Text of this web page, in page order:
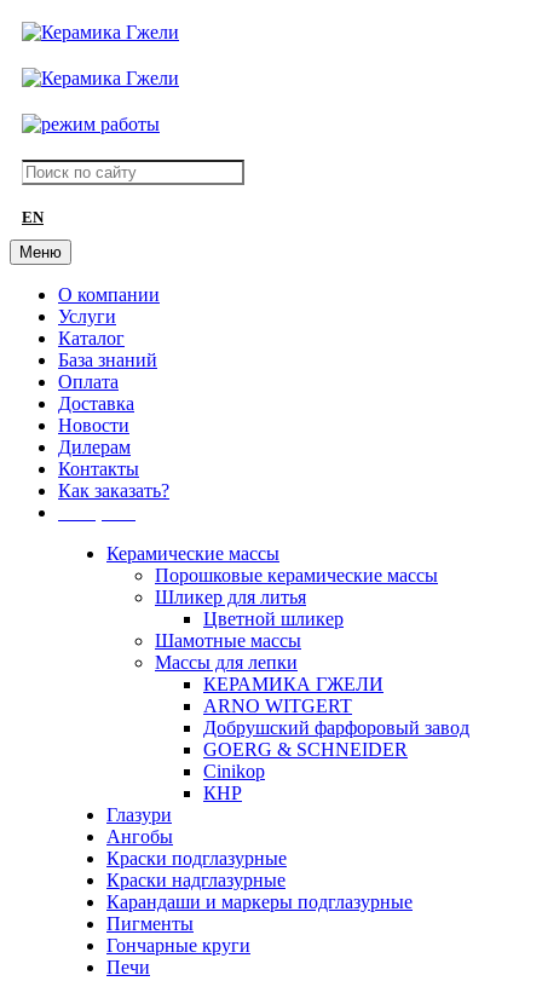
EN
Меню
О компании
Услуги
Каталог
База знаний
Оплата
Доставка
Новости
Дилерам
Контакты
Как заказать?
Керамические массы
Порошковые керамические массы
Шликер для литья
Цветной шликер
Шамотные массы
Массы для лепки
КЕРАМИКА ГЖЕЛИ
ARNO WITGERT
Добрушский фарфоровый завод
GOERG & SCHNEIDER
Cinikop
КНР
Глазури
Ангобы
Краски подглазурные
Краски надглазурные
Карандаши и маркеры подглазурные
Пигменты
Гончарные круги
Печи